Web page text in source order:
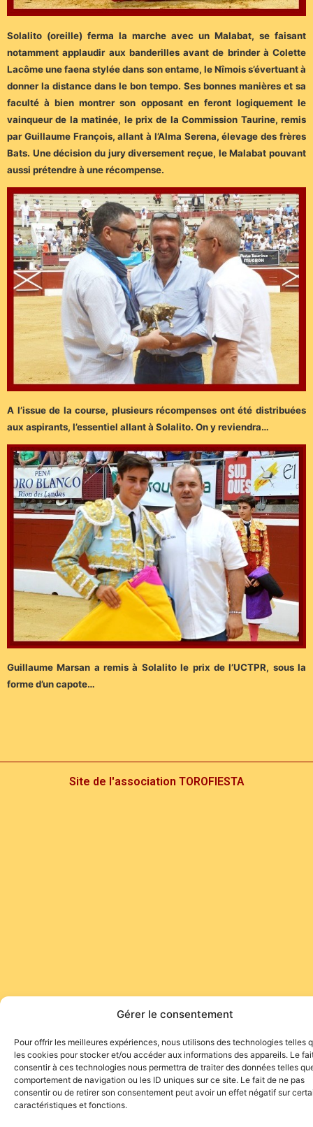
Gérer le consentement
Pour offrir les meilleures expériences, nous utilisons des technologies telles
les cookies pour stocker et/ou accéder aux informations des appareils. Le
consentir à ces technologies nous permettra de traiter des données telles
comportement de navigation ou les ID uniques sur ce site. Le fait de ne pas
consentir ou de retirer son consentement peut avoir un effet négatif sur
caractéristiques et fonctions.
Solalito (oreille) ferma la marche avec un Malabat, se faisant
notamment applaudir aux banderilles avant de brinder à Colette
Lacôme une faena stylée dans son entame, le Nîmois s’évertuant à
donner la distance dans le bon tempo. Ses bonnes manières et sa
faculté à bien montrer son opposant en feront logiquement le
vainqueur de la matinée, le prix de la Commission Taurine, remis
par Guillaume François, allant à l’Alma Serena, élevage des frères
Bats. Une décision du jury diversement reçue, le Malabat pouvant
aussi prétendre à une récompense.
A l’issue de la course, plusieurs récompenses ont été distribuées
aux aspirants, l’essentiel allant à Solalito. On y reviendra…
Guillaume Marsan a remis à Solalito le prix de l’UCTPR, sous la
forme d’un capote…
Site de l'association TOROFIESTA